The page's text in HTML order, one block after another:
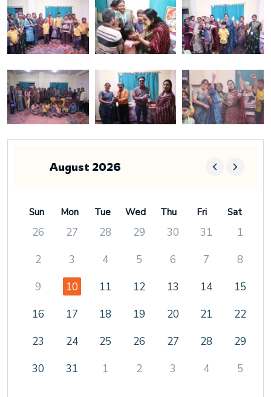
August 2026
Sun Mon Tue Wed Thu Fri Sat
26 27 28 29 30 31
1
2
3 4 5 6 7
8
9
10 11 12 13 14
15
16
17 18 19 20 21
22
23
24 25 26 27 28
29
30
31 1 2 3 4 5